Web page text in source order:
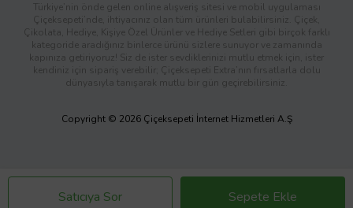
Satıcıya Sor Sepete Ekle
Türkiye’nin önde gelen online alışveriş sitesi ve mobil uygulaması
Çiçeksepeti’nde, ihtiyacınız olan tüm ürünleri bulabilirsiniz. Çiçek,
Çikolata, Hediye, Kişiye Özel Ürünler ve Hediye Setleri gibi birçok farklı
kategoride aradığınız binlerce ürünü sizlere sunuyor ve zamanında
kapınıza getiriyoruz! Siz de ister sevdiklerinizi mutlu etmek için, ister
kendiniz için sipariş verebilir; Çiçeksepeti Extra’nın fırsatlarla dolu
dünyasıyla tanışarak mutlu bir gün geçirebilirsiniz.
Copyright © 2026 Çiçeksepeti İnternet Hizmetleri A.Ş